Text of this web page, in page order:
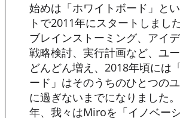
始めは「ホワイトボード」と
トで2011年にスタートしまし
ブレインストーミング、アイデ
戦略検討、実行計画など、ユ
どんどん増え、2018年頃には
ード」はそのうちのひとつの
に過ぎないまでになりました
年、我々はMiroを「イノベー